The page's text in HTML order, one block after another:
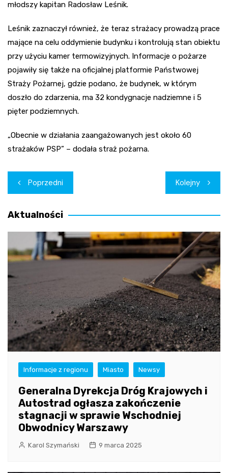
młodszy kapitan Radosław Leśnik.
Leśnik zaznaczył również, że teraz strażacy prowadzą prace
mające na celu oddymienie budynku i kontrolują stan obiektu
przy użyciu kamer termowizyjnych. Informacje o pożarze
pojawiły się także na oficjalnej platformie Państwowej
Straży Pożarnej, gdzie podano, że budynek, w którym
doszło do zdarzenia, ma 32 kondygnacje nadziemne i 5
pięter podziemnych.
„Obecnie w działania zaangażowanych jest około 60
strażaków PSP” – dodała straż pożarna.
Nawigacja
wpisu
Poprzedni Kolejny
Aktualności
Informacje z regionu Miasto Newsy
Generalna Dyrekcja Dróg Krajowych i
Autostrad ogłasza zakończenie
stagnacji w sprawie Wschodniej
Obwodnicy Warszawy
Karol Szymański 9 marca 2025